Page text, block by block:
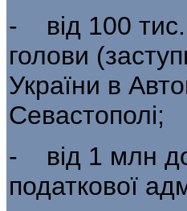
- від 100
голови
України в
Севастополі;
- від 1 млн
по­даткової